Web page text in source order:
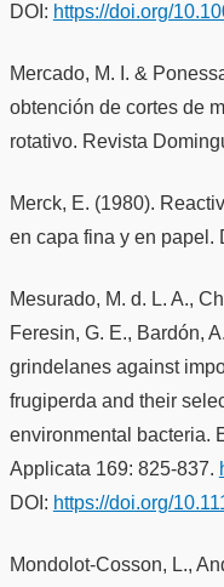
DOI: https://doi.org/
Mercado, M. I. &
obtención de cortes de
rotativo. Revista
Merck, E. (1980).
en capa fina y en papel.
Mesurado, M. d. L. A.,
Feresin, G. E., Bardón,
grindelanes against
frugiperda and their
environmental bacteria.
Applicata 169: 825-837.
DOI: https://doi.org/
Mondolot-Cosson, L.,